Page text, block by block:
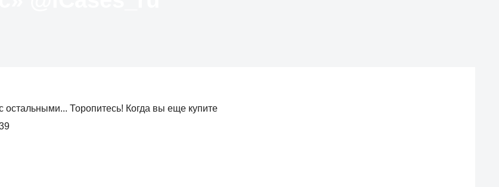
Торопитесь! Когда вы еще купите